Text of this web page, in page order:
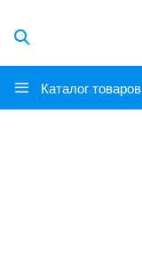
Каталог товаров